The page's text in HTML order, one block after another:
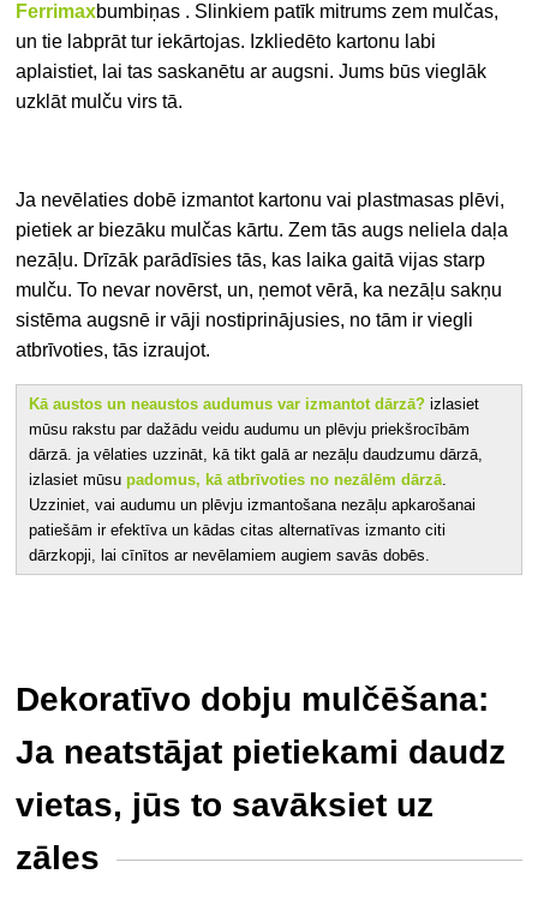
Ferrimaxbumbiņas . Slinkiem patīk mitrums zem mulčas,
un tie labprāt tur iekārtojas. Izkliedēto kartonu labi
aplaistiet, lai tas saskanētu ar augsni. Jums būs vieglāk
uzklāt mulču virs tā.
Ja nevēlaties dobē izmantot kartonu vai plastmasas plēvi,
pietiek ar biezāku mulčas kārtu. Zem tās augs neliela daļa
nezāļu. Drīzāk parādīsies tās, kas laika gaitā vijas starp
mulču. To nevar novērst, un, ņemot vērā, ka nezāļu sakņu
sistēma augsnē ir vāji nostiprinājusies, no tām ir viegli
atbrīvoties, tās izraujot.
Kā austos un neaustos audumus var izmantot dārzā? izlasiet
mūsu rakstu par dažādu veidu audumu un plēvju priekšrocībām
dārzā.ja vēlaties uzzināt, kā tikt galā ar nezāļu daudzumu dārzā,
izlasiet mūsupadomus, kā atbrīvoties no nezālēm dārzā.
Uzziniet, vai audumu un plēvju izmantošana nezāļu apkarošanai
patiešām ir efektīva un kādas citas alternatīvas izmanto citi
dārzkopji, lai cīnītos ar nevēlamiem augiem savās dobēs.
Dekoratīvo dobju mulčēšana:
Ja neatstājat pietiekami daudz
vietas, jūs to savāksiet uz
zāles